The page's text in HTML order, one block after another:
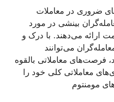
ضروری در معاملات
بینشی در مورد
می‌دهند. با درک و
می‌توانند
فرصت‌های معاملاتی بالقوه
معاملاتی کلی خود را
مومنتوم